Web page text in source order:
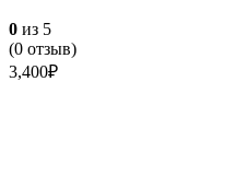
0 из 5
(0 отзыв)
3,400₽